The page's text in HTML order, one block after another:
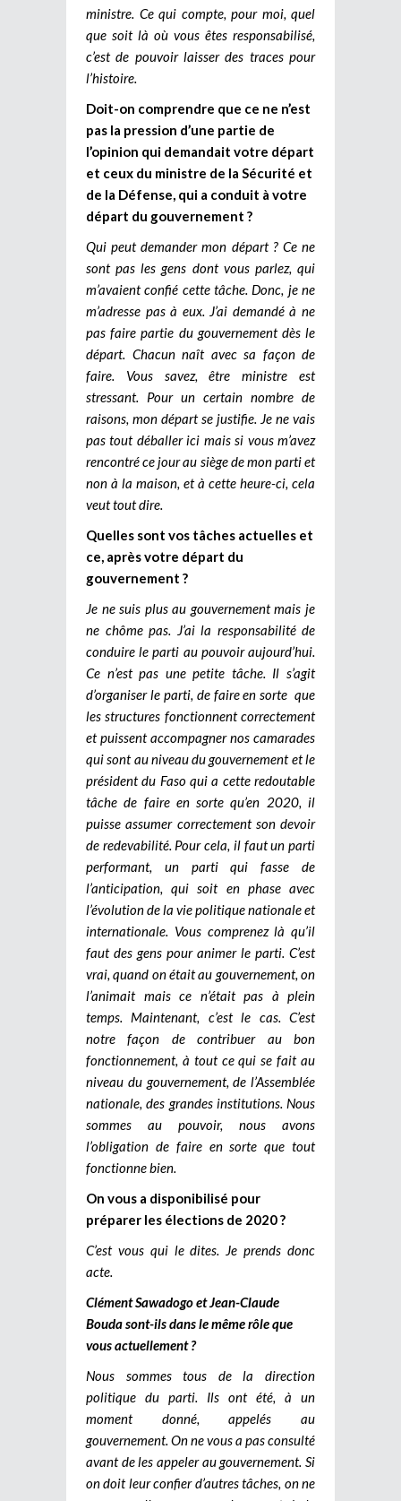
ministre. Ce qui compte, pour moi, quel
que soit là où vous êtes responsabilisé,
c’est de pouvoir laisser des traces pour
l’histoire.
Doit-on comprendre que ce ne n’est
pas la pression d’une partie de
l’opinion qui demandait votre départ
et ceux du ministre de la Sécurité et
de la Défense, qui a conduit à votre
départ du gouvernement ?
Qui peut demander mon départ ? Ce ne
sont pas les gens dont vous parlez, qui
m’avaient confié cette tâche. Donc, je ne
m’adresse pas à eux. J’ai demandé à ne
pas faire partie du gouvernement dès le
départ. Chacun naît avec sa façon de
faire. Vous savez, être ministre est
stressant. Pour un certain nombre de
raisons, mon départ se justifie. Je ne vais
pas tout déballer ici mais si vous m’avez
rencontré ce jour au siège de mon parti et
non à la maison, et à cette heure-ci, cela
veut tout dire.
Quelles sont vos tâches actuelles et
ce, après votre départ du
gouvernement ?
Je ne suis plus au gouvernement mais je
ne chôme pas. J’ai la responsabilité de
conduire le parti au pouvoir aujourd’hui.
Ce n’est pas une petite tâche. Il s’agit
d’organiser le parti, de faire en sorte que
les structures fonctionnent correctement
et puissent accompagner nos camarades
qui sont au niveau du gouvernement et le
président du Faso qui a cette redoutable
tâche de faire en sorte qu’en 2020, il
puisse assumer correctement son devoir
de redevabilité. Pour cela, il faut un parti
performant, un parti qui fasse de
l’anticipation, qui soit en phase avec
l’évolution de la vie politique nationale et
internationale. Vous comprenez là qu’il
faut des gens pour animer le parti. C’est
vrai, quand on était au gouvernement, on
l’animait mais ce n’était pas à plein
temps. Maintenant, c’est le cas. C’est
notre façon de contribuer au bon
fonctionnement, à tout ce qui se fait au
niveau du gouvernement, de l’Assemblée
nationale, des grandes institutions. Nous
sommes au pouvoir, nous avons
l’obligation de faire en sorte que tout
fonctionne bien.
On vous a disponibilisé pour
préparer les élections de 2020 ?
C’est vous qui le dites. Je prends donc
acte.
Clément Sawadogo et Jean-Claude
Bouda sont-ils dans le même rôle que
vous actuellement ?
Nous sommes tous de la direction
politique du parti. Ils ont été, à un
moment donné, appelés au
gouvernement. On ne vous a pas consulté
avant de les appeler au gouvernement. Si
on doit leur confier d’autres tâches, on ne